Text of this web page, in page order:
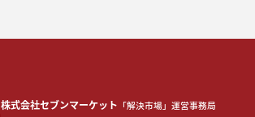
株式会社セブンマーケット 「解決市場」運営事務局